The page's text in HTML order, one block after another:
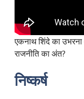
एकनाथ शिंदे का
राजनीति का अंत?
निष्कर्ष